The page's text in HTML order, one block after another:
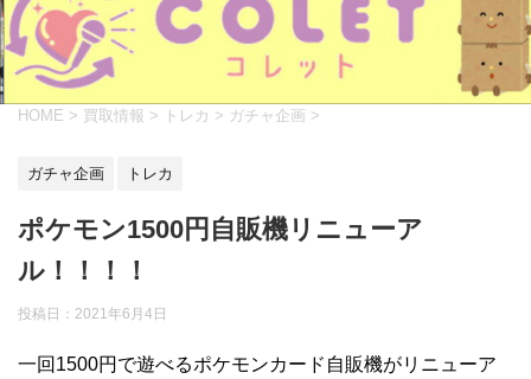
HOME > 買取情報 > トレカ > ガチャ企画 >
ガチャ企画 トレカ
ポケモン1500円自販機リニューア
ル！！！！
投稿日： 2021年6月4日
一回1500円で遊べるポケモンカード自販機がリニューア